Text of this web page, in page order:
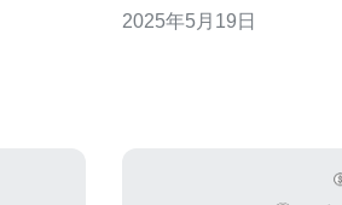
务质
VPS服务提供商，本文将
2025年5月19日